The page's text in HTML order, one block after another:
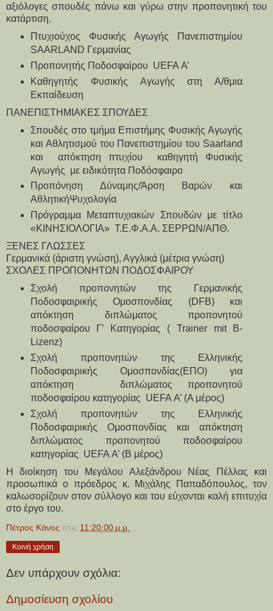
αξιόλογες σπουδές πάνω και γύρω στην προπονητική του
κατάρτιση.
Πτυχιούχος Φυσικής Αγωγής Πανεπιστημίου
SAARLAND Γερμανίας
Προπονητής Ποδοσφαίρου  UEFA Α’
Καθηγητής Φυσικής Αγωγής στη Α/θμια
Εκπαίδευση
ΠΑΝΕΠΙΣΤΗΜΙΑΚΕΣ ΣΠΟΥΔΕΣ
Σπουδές στο τμήμα Επιστήμης Φυσικής Αγωγής
και Αθλητισμού του Πανεπιστημίου του Saarland
και  απόκτηση πτυχίου  καθηγητή Φυσικής
Αγωγής  με ειδικότητα Ποδόσφαιρο
Προπόνηση Δύναμης/Άρση Βαρών και
ΑθλητικήΨυχολογία
Πρόγραμμα Μεταπτυχιακών Σπουδών με τίτλo
«ΚΙΝΗΣΙΟΛΟΓΙΑ»  Τ.Ε.Φ.Α.Α. ΣΕΡΡΩΝ/ΑΠΘ.
ΞΕΝΕΣ ΓΛΩΣΣΕΣ
Γερμανικά (άριστη γνώση), Αγγλικά (μέτρια γνώση)
ΣΧΟΛΕΣ ΠΡΟΠΟΝΗΤΩΝ ΠΟΔΟΣΦΑΙΡΟΥ
Σχολή προπονητών της Γερμανικής
Ποδοσφαιρικής Ομοσπονδίας (DFB) και
απόκτηση διπλώματος προπονητού
ποδοσφαίρου Γ’ Κατηγορίας ( Trainer mit B-
Lizenz)
Σχολή προπονητών της Ελληνικής
Ποδοσφαιρικής Ομοσπονδίας(ΕΠΟ) για
απόκτηση   διπλώματος προπονητού
ποδοσφαίρου κατηγορίας  UEFA Α’ (Α μέρος)
Σχολή προπονητών της Ελληνικής
Ποδοσφαιρικής Ομοσπονδίας και απόκτηση
διπλώματος προπονητού ποδοσφαίρου
κατηγορίας  UEFA Α’ (Β μέρος)
Η διοίκηση του Μεγάλου Αλεξάνδρου Νέας Πέλλας και
προσωπικά ο πρόεδρος κ. Μιχάλης Παπαδόπουλος, τον
καλωσορίζουν στον σύλλογο και του εύχονται καλή επιτυχία
στο έργο του.
Πέτρος Κάνος στις 11:20:00 μ.μ.
Κοινή χρήση
Δεν υπάρχουν σχόλια:
Δημοσίευση σχολίου